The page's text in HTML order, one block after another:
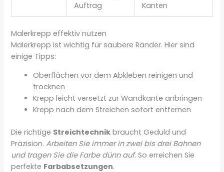
Auftrag
Kanten
Malerkrepp effektiv nutzen
Malerkrepp ist wichtig für saubere Ränder. Hier sind
einige Tipps:
Oberflächen vor dem Abkleben reinigen und
trocknen
Krepp leicht versetzt zur Wandkante anbringen
Krepp nach dem Streichen sofort entfernen
Die richtige Streichtechnik braucht Geduld und
Präzision.Arbeiten Sie immer in zwei bis drei Bahnen
und tragen Sie die Farbe dünn auf. So erreichen Sie
perfekte Farbabsetzungen.